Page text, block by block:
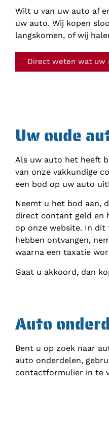
Wilt u van uw auto af
uw auto. Wij kopen
langskomen, of wij
Direct weten wat uw
Uw oude
Als uw auto het heeft
van onze vakkundige
een bod op uw auto
Neemt u het bod aan,
direct contant geld en
op onze website. In
hebben ontvangen,
waarna een taxatie
Gaat u akkoord, dan
Auto
Bent u op zoek naar
auto onderdelen,
contactformulier in te